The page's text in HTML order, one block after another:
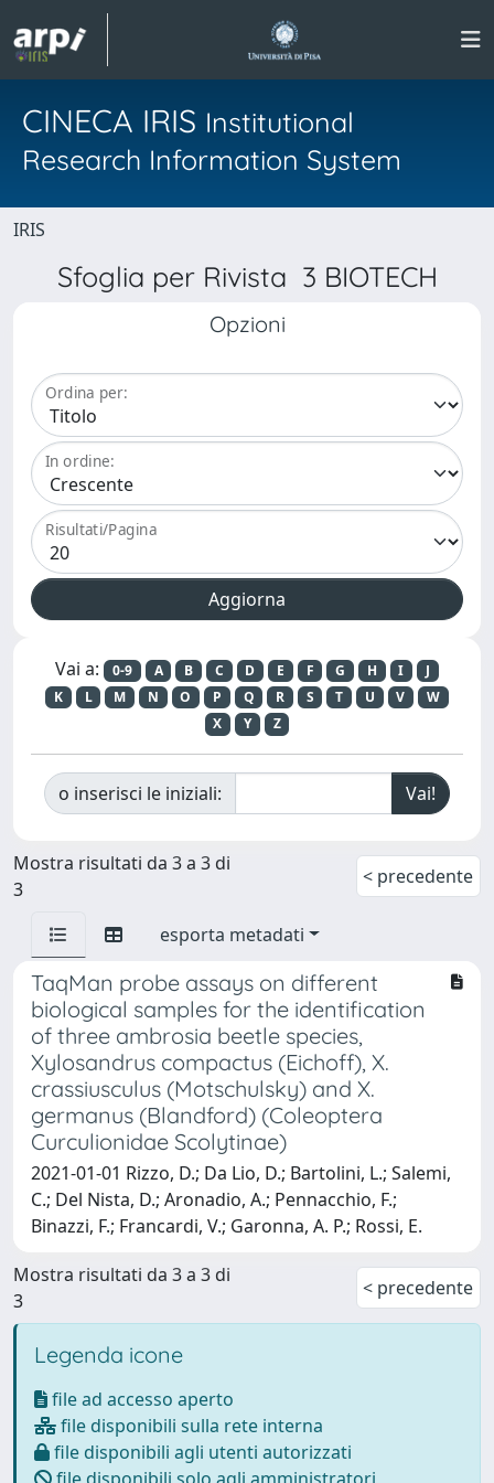
CINECA IRIS Institutional
Research Information System
IRIS
Sfoglia per Rivista 3 BIOTECH
Opzioni
Ordina per:
In ordine:
Risultati/Pagina
Vai a: 0-9 A B C D E F G H I
J
K
L M N O P Q R S T U V
W
X
Y Z
o inserisci le iniziali:
Mostra risultati da 3 a 3 di
3
< precedente
esporta metadati
TaqMan probe assays on different
biological samples for the identification
of three ambrosia beetle species,
Xylosandrus compactus (Eichoff), X.
crassiusculus (Motschulsky) and X.
germanus (Blandford) (Coleoptera
Curculionidae Scolytinae)
2021-01-01 Rizzo, D.; Da Lio, D.; Bartolini, L.; Salemi,
C.; Del Nista, D.; Aronadio, A.; Pennacchio, F.;
Binazzi, F.; Francardi, V.; Garonna, A. P.; Rossi, E.
Mostra risultati da 3 a 3 di
3
< precedente
Legenda icone
file ad accesso aperto
file disponibili sulla rete interna
file disponibili agli utenti autorizzati
file disponibili solo agli amministratori